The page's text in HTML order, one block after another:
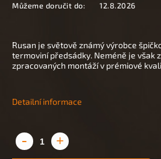
Můžeme doručit do: 12.8.2026
Rusan je světově známý výrobce
termoviní předsádky. Neméně je však
zpracovaných montáží v prémiové
Detailní informace